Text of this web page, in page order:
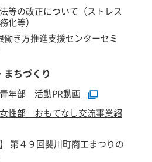
等の改正について（ストレス
化等）
働き方推進支援センターセミ
ちづくり
年部 活動PR動画
性部 おもてなし交流事業紹
】 第４９回斐川町商工まつりの